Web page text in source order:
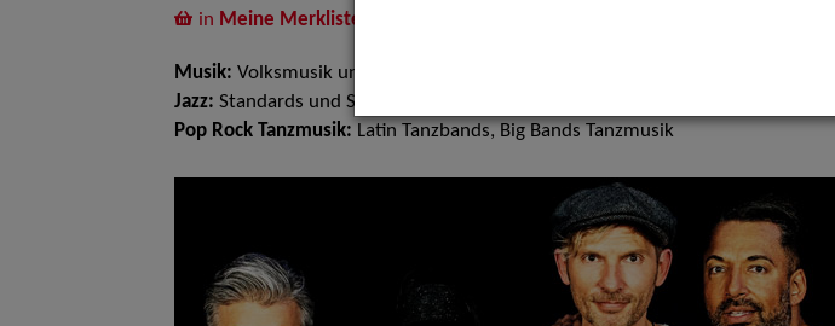
in Meine Merkliste
Musik: Volksmusik und Intern. Folklore, Jazz, Pop, Rock & Tanzmusik
Jazz: Standards und Swing
Pop Rock Tanzmusik: Latin Tanzbands, Big Bands Tanzmusik